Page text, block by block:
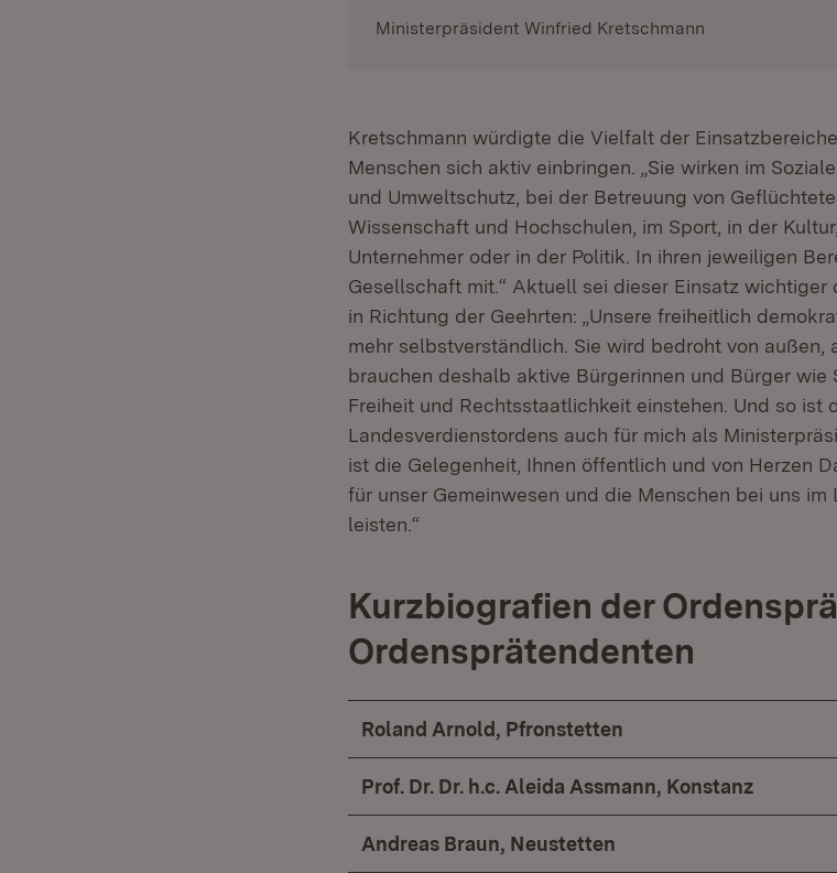
Ministerpräsident Winfried Kretschmann
Kretschmann würdigte die Vielfalt der
Menschen sich aktiv einbringen. „Sie wirken im
und Umweltschutz, bei der Betreuung von
Wissenschaft und Hochschulen, im Sport, in der
Unternehmer oder in der Politik. In ihren jeweiligen
Gesellschaft mit.“ Aktuell sei dieser Einsatz
in Richtung der Geehrten: „Unsere freiheitlich
mehr selbstverständlich. Sie wird bedroht von außen,
brauchen deshalb aktive Bürgerinnen und Bürger wie
Freiheit und Rechtsstaatlichkeit einstehen. Und so ist
Landesverdienstordens auch für mich als
ist die Gelegenheit, Ihnen öffentlich und von Herzen
für unser Gemeinwesen und die Menschen bei uns
leisten.“
Kurzbiografien der
Ordensprätendenten
Roland Arnold, Pfronstetten
Prof. Dr. Dr. h.c. Aleida Assmann, Konstanz
Andreas Braun, Neustetten